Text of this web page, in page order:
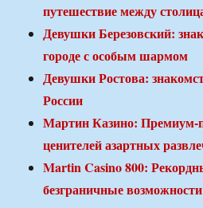
путешествие между
Девушки Березовский:
городе с особым шармом
Девушки Ростова:
России
Мартин Казино: Премиум-
ценителей азартных
Martin Casino 800:
безграничные